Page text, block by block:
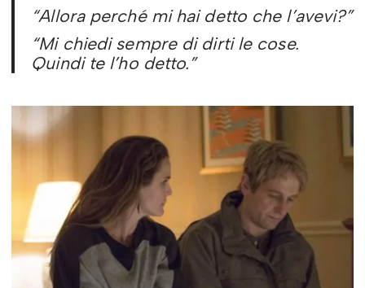
“Allora perché mi hai detto che l’avevi?”
“Mi chiedi sempre di dirti le cose.
Quindi te l’ho detto.”